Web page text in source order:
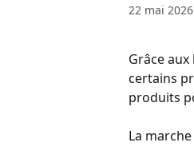
22 mai 2026
Grâce
certains
produits
La